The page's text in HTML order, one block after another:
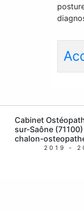
Cabinet
sur-Saône
chalon-
2019 -